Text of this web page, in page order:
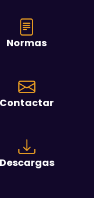
Normas
Contactar
Descargas